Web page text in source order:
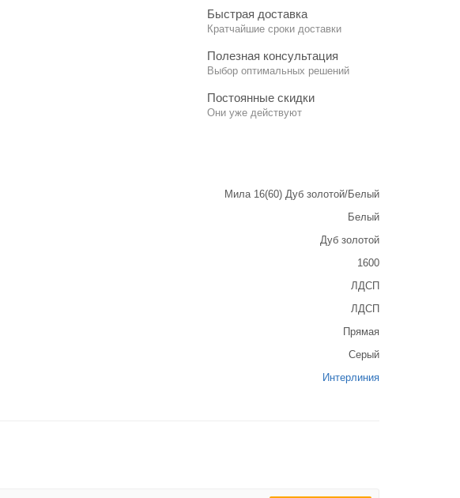
Быстрая доставка
Кратчайшие сроки доставки
Полезная консультация
Выбор оптимальных решений
Постоянные скидки
Они уже действуют
Мила 16(60) Дуб золотой/Белый
Белый
Дуб золотой
1600
ЛДСП
ЛДСП
Прямая
Серый
Интерлиния